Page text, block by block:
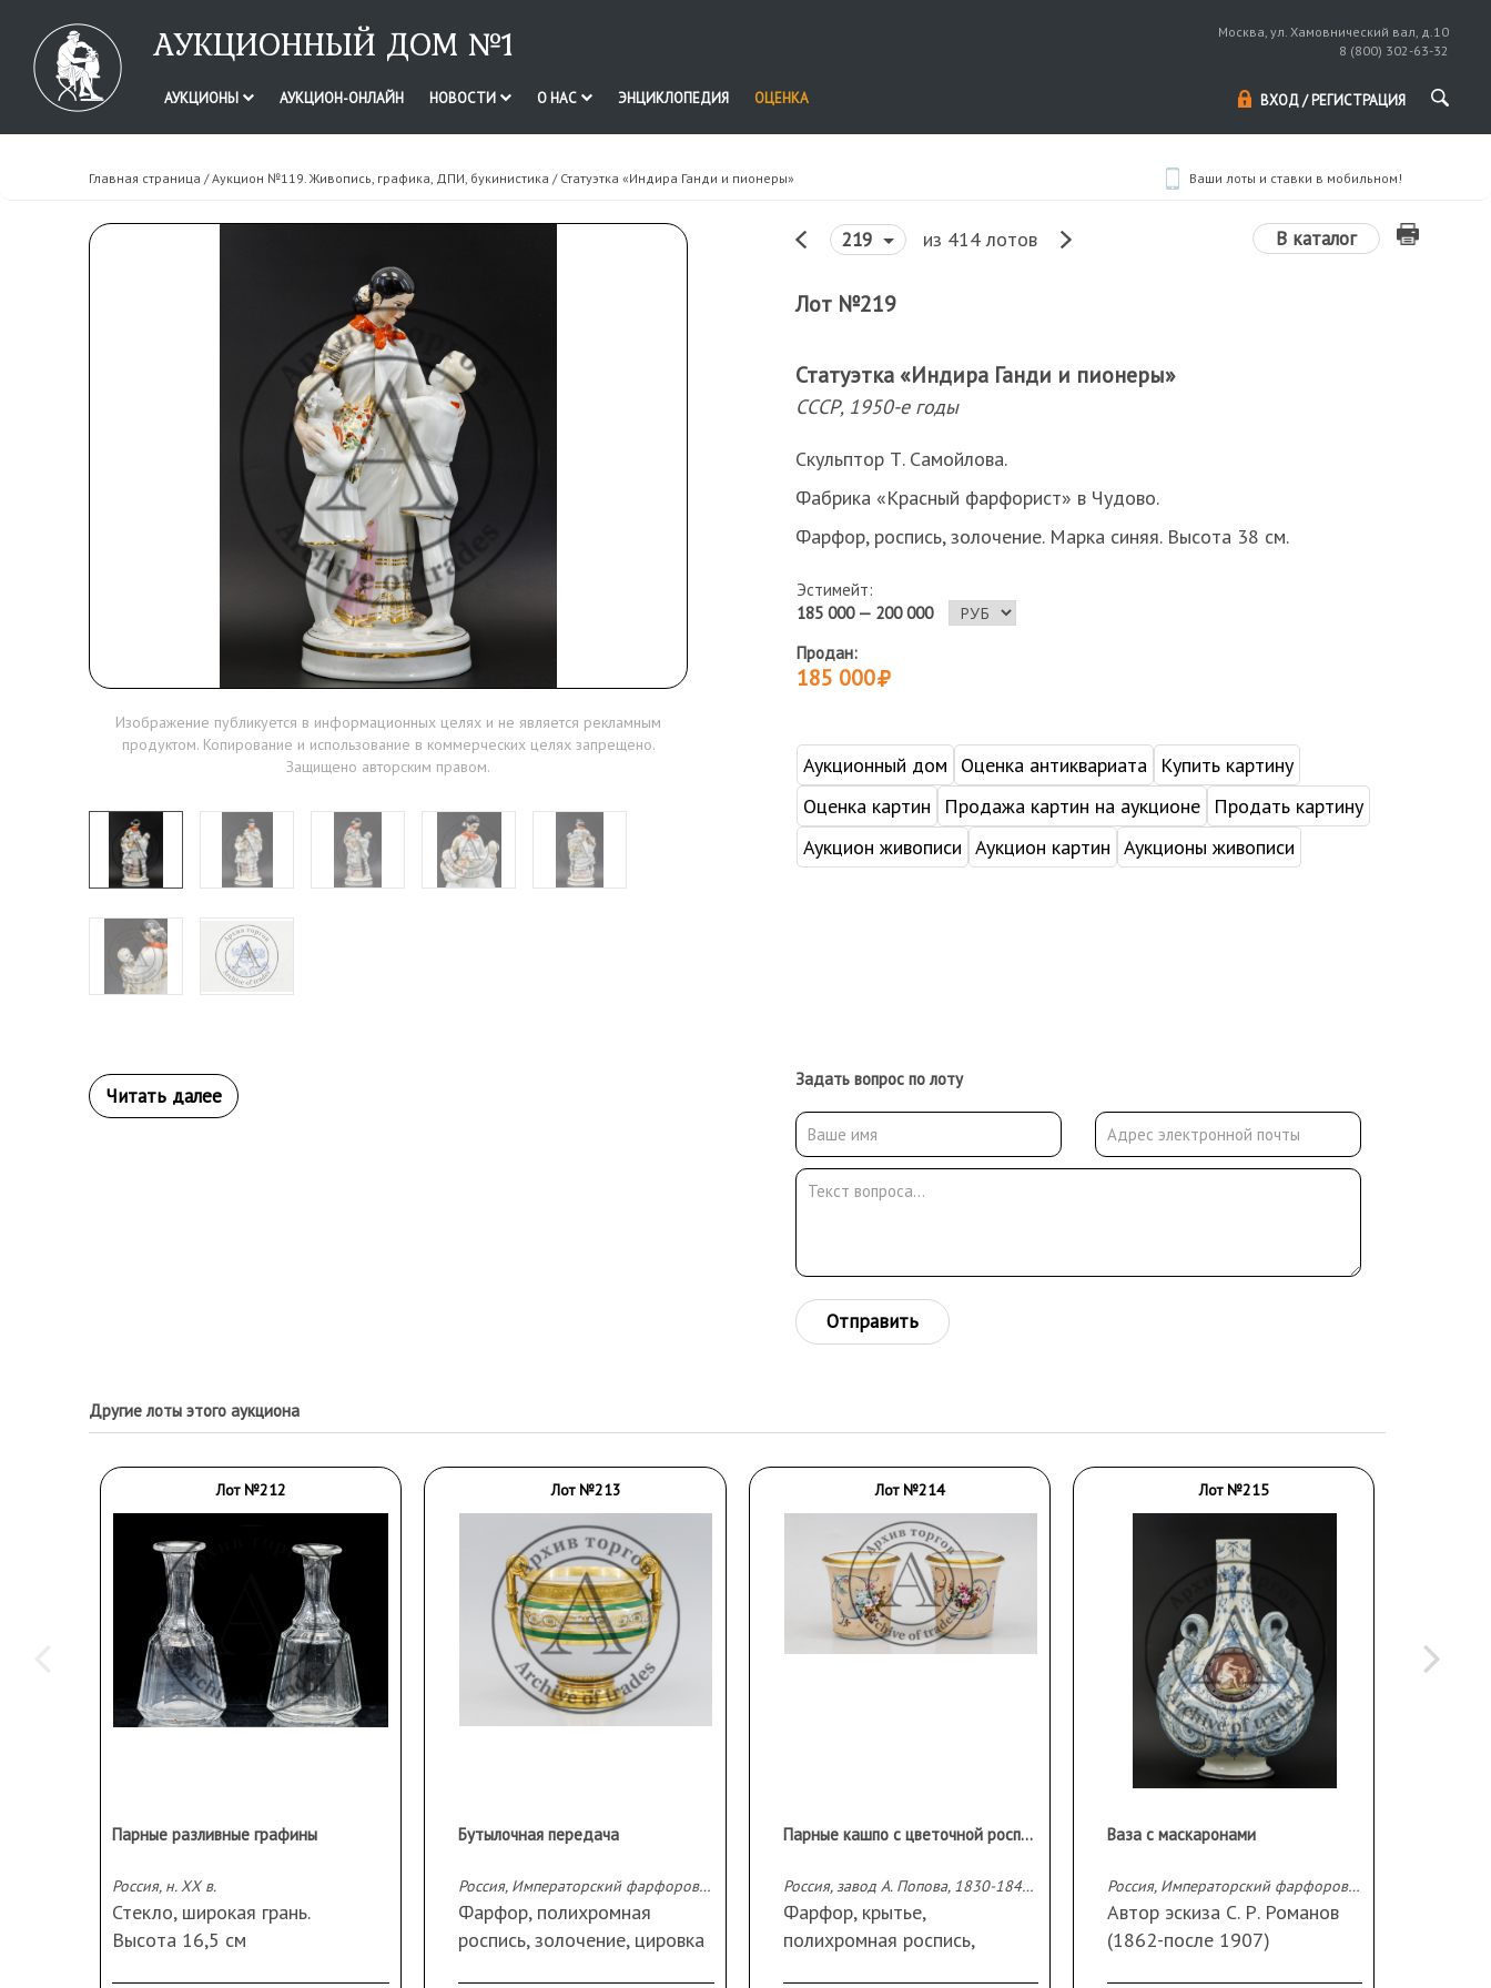
АУКЦИОННЫЙ ДОМ №1
Москва, ул. Хамовнический вал, д.10
8 (800) 302-63-32
АУКЦИОНЫ АУКЦИОН-ОНЛАЙН НОВОСТИ О НАС ЭНЦИКЛОПЕДИЯ ОЦЕНКА ВХОД / РЕГИСТРАЦИЯ
Главная страница /Аукцион №119. Живопись, графика, ДПИ, букинистика / Статуэтка «Индира Ганди и пионеры» Ваши лоты и ставки в мобильном!
Изображение публикуется в информационных целях и не является рекламным
продуктом. Копирование и использование в коммерческих целях запрещено.
Защищено авторским правом.
219 из 414 лотов В каталог
Лот №219
Статуэтка «Индира Ганди и пионеры»
СССР, 1950-е годы
Скульптор Т. Самойлова.
Фабрика «Красный фарфорист» в Чудово.
Фарфор, роспись, золочение. Марка синяя. Высота 38 см.
Эстимейт:
185 000 — 200 000
Продан:
185 000
Аукционный дом Оценка антиквариата
Купить картину
Оценка картин
Продажа картин на аукционе
Продать картину
Аукцион живописи Аукцион картин Аукционы живописи
Задать вопрос по лоту
Отправить
Другие лоты этого аукциона
Лот №212
Парные разливные графины
Россия, н. ХХ в.
Стекло, широкая грань.
Высота 16,5 см
Лот №213
Бутылочная передача
Россия, Императорский фарфоровый завод, вторая половина XIX в.
Фарфор, полихромная
роспись, золочение, цировка
Лот №214
Парные кашпо с цветочной росписью
Россия, завод А. Попова, 1830-1840 – е гг.
Фарфор, крытье,
полихромная роспись,
Лот №215
Ваза с маскаронами
Россия, Императорский фарфоровый завод, 1892 г.
Автор эскиза С. Р. Романов
(1862-после 1907)